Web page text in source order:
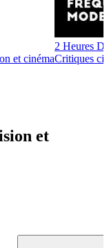
et cinéma
2 Heures
Critiques
et